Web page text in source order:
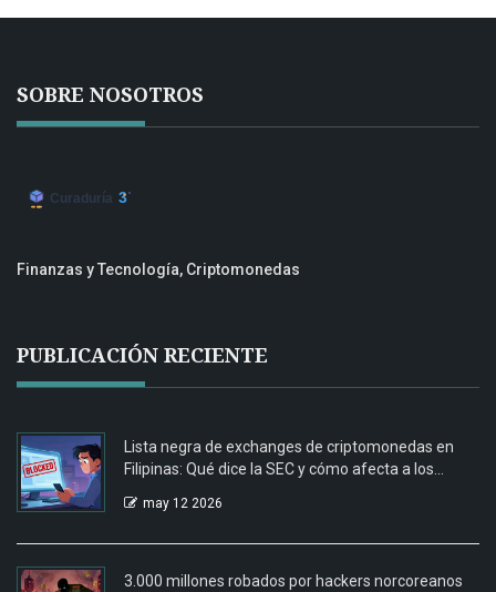
SOBRE NOSOTROS
Finanzas y Tecnología, Criptomonedas
PUBLICACIÓN RECIENTE
Lista negra de exchanges de criptomonedas en
Filipinas: Qué dice la SEC y cómo afecta a los
may 12 2026
3.000 millones robados por hackers norcoreanos